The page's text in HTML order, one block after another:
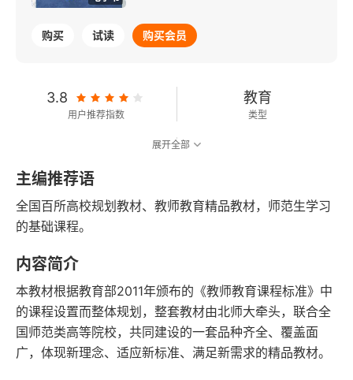
购买 试读 购买会员
3.8
用户推荐指数
教育
类型
2015-08-01
发行日期
展开全部
主编推荐语
全国百所高校规划教材、教师教育精品教材，师范生学习
的基础课程。
内容简介
本教材根据教育部2011年颁布的《教师教育课程标准》中
的课程设置而整体规划，整套教材由北师大牵头，联合全
国师范类高等院校，共同建设的一套品种齐全、覆盖面
广，体现新理念、适应新标准、满足新需求的精品教材。